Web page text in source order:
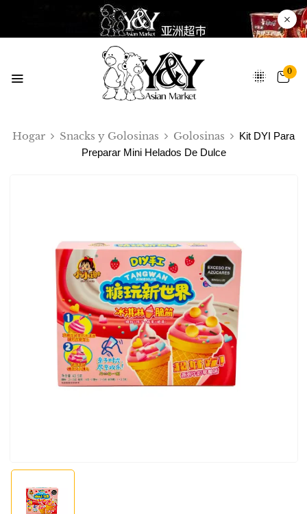
0
Hogar Snacks y Golosinas Golosinas
Kit DYI Para
Preparar Mini Helados De Dulce